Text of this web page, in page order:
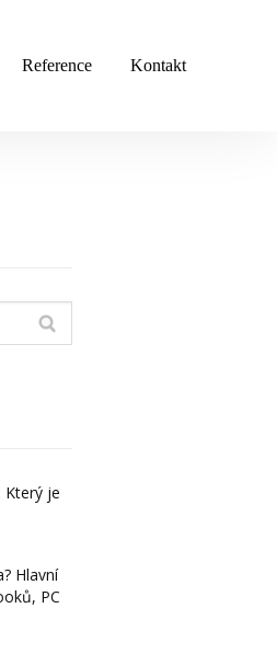
Reference Kontakt
Který je
Hlavní
PC